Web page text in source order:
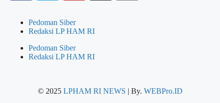
Pedoman Siber
Redaksi LP HAM RI
Pedoman Siber
Redaksi LP HAM RI
© 2025 LPHAM RI NEWS | By. WEBPro.ID